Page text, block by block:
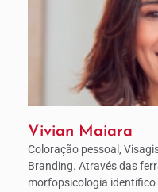
Vivian Maiara
Coloração pessoal,
Branding. Através das
morfopsicologia